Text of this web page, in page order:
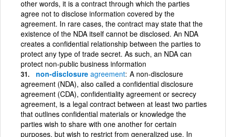
other words, it is a contract through which the parties
agree not to disclose information covered by the
agreement. In rare cases, the contract may state that the
existence of the NDA itself cannot be disclosed. An NDA
creates a confidential relationship between the parties to
protect any type of trade secret. As such, an NDA can
protect non-public business information
non-disclosure agreement A non-disclosure
agreement (NDA), also called a confidential disclosure
agreement (CDA), confidentiality agreement or secrecy
agreement, is a legal contract between at least two parties
that outlines confidential materials or knowledge the
parties wish to share with one another for certain
purposes, but wish to restrict from generalized use. In